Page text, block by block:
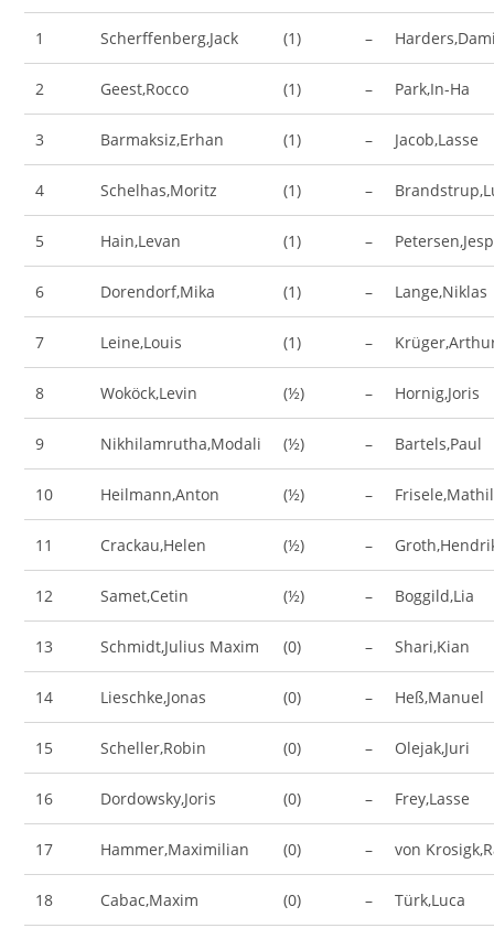
1 Scherffenberg,Jack (1) –
2 Geest,Rocco (1) – Park,In-Ha
3 Barmaksiz,Erhan (1) – Jacob,Lasse
4 Schelhas,Moritz (1) –
5 Hain,Levan (1) –
6 Dorendorf,Mika (1) – Lange,Niklas
7 Leine,Louis (1) –
8 Woköck,Levin (½) – Hornig,Joris
9 Nikhilamrutha,Modali (½) – Bartels,Paul
10 Heilmann,Anton (½) –
11 Crackau,Helen (½) –
12 Samet,Cetin (½) – Boggild,Lia
13 Schmidt,Julius Maxim (0) – Shari,Kian
14 Lieschke,Jonas (0) – Heß,Manuel
15 Scheller,Robin (0) – Olejak,Juri
16 Dordowsky,Joris (0) – Frey,Lasse
17 Hammer,Maximilian (0) – von
18 Cabac,Maxim (0) – Türk,Luca